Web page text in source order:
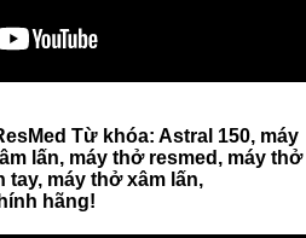
Từ khóa: Astral 150, máy
lấn, máy thở resmed, máy thở
tay, máy thở xâm lấn,
hãng!